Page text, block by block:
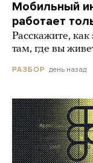
Мобильный
работает
Расскажите,
там, где вы
РАЗБОР день назад